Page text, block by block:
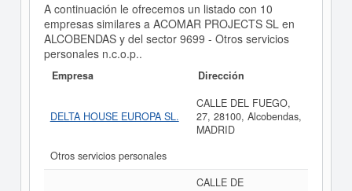
A continuación le ofrecemos un listado con 10
empresas similares a ACOMAR PROJECTS SL en
ALCOBENDAS y del sector 9699 - Otros servicios
personales n.c.o.p..
Empresa Dirección
DELTA HOUSE EUROPA SL.
CALLE DEL FUEGO,
27, 28100, Alcobendas,
MADRID
Otros servicios personales
CALLE DE